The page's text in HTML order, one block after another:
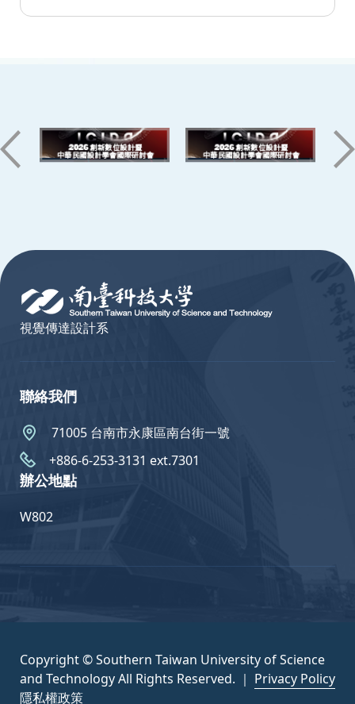
視覺傳達設計系
聯絡我們
71005 台南市永康區南台街一號
+886-6-253-3131 ext.7301
辦公地點
W802
Copyright © Southern Taiwan University of Science
and Technology All Rights Reserved. ｜ Privacy Policy
隱私權政策